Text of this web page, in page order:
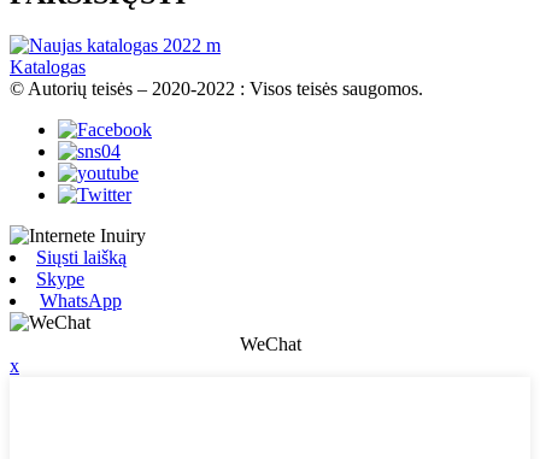
Katalogas
© Autorių teisės – 2020-2022 : Visos teisės saugomos.
Siųsti laišką
Skype
WhatsApp
WeChat
x